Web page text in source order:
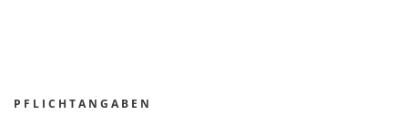
PFLICHTANGABEN